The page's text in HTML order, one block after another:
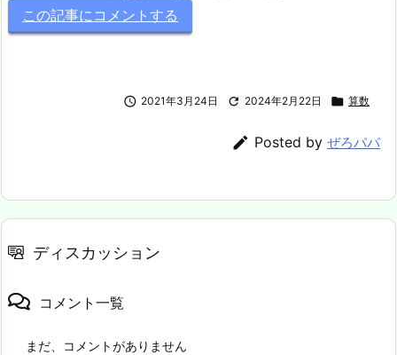
この記事にコメントする
 2021年3月24日  2024年2月22日  算数
 Posted by ぜろパパ
ディスカッション
コメント一覧
まだ、コメントがありません